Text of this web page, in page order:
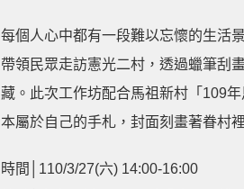
每個人心中都有一段難以忘懷的生活
帶領民眾走訪憲光二村，透過蠟筆刮
藏。此次工作坊配合馬祖新村「109
本屬於自己的手札，封面刻畫著眷村
時間│110/3/27(六) 14:00-16:00